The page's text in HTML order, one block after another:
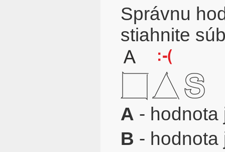
Správnu
stiahnite
A - hodnota
B - hodnota